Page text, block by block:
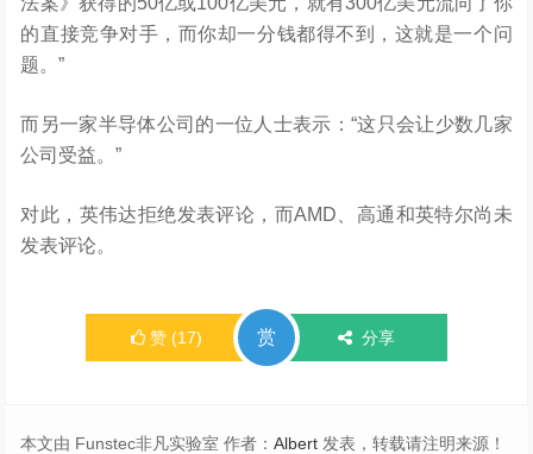
的直接竞争对手，而你却一分钱都得不到，这就是一个问
题。”
而另一家半导体公司的一位人士表示：“这只会让少数几家
公司受益。”
对此，英伟达拒绝发表评论，而AMD、高通和英特尔尚未
发表评论。
赞 (17) 赏 分享
本文由 Funstec非凡实验室 作者：Albert 发表，转载请注明来源！